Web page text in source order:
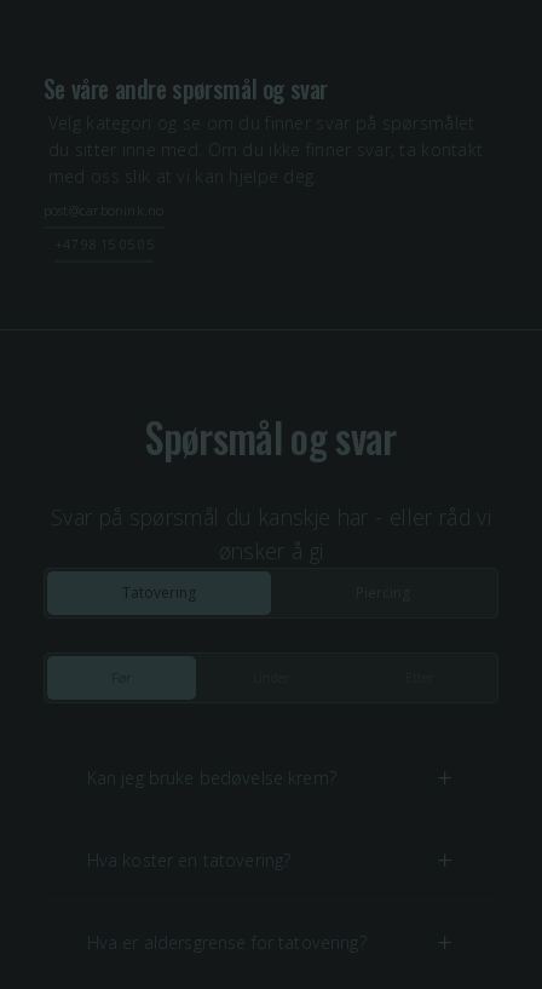
Se våre andre spørsmål og svar
Velg kategori og se om du finner svar på spørsmålet
du sitter inne med. Om du ikke finner svar, ta kontakt
med oss slik at vi kan hjelpe deg.
post@carbonink.no
+47 98 15 05 05
Spørsmål og svar
Svar på spørsmål du kanskje har - eller råd vi
ønsker å gi
Tatovering
Kan jeg bruke bedøvelse krem?
Hva koster en tatovering?
Hva er aldersgrense for tatovering?